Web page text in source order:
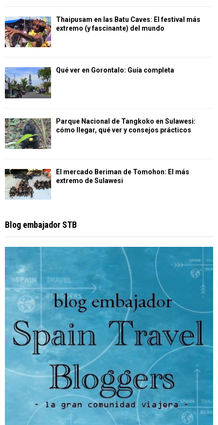
Thaipusam en las Batu Caves: El festival más
extremo (y fascinante) del mundo
Qué ver en Gorontalo: Guía completa
Parque Nacional de Tangkoko en Sulawesi:
cómo llegar, qué ver y consejos prácticos
El mercado Beriman de Tomohon: El más
extremo de Sulawesi
Blog embajador STB